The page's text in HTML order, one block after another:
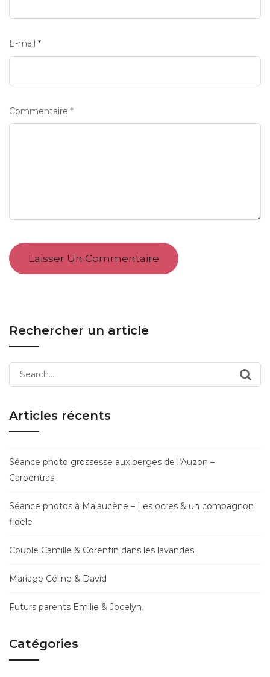
E-mail *
Commentaire *
Rechercher un article
Search
for:
Articles récents
Séance photo grossesse aux berges de l’Auzon –
Carpentras
Séance photos à Malaucène – Les ocres & un compagnon
fidèle
Couple Camille & Corentin dans les lavandes
Mariage Céline & David
Futurs parents Emilie & Jocelyn
Catégories